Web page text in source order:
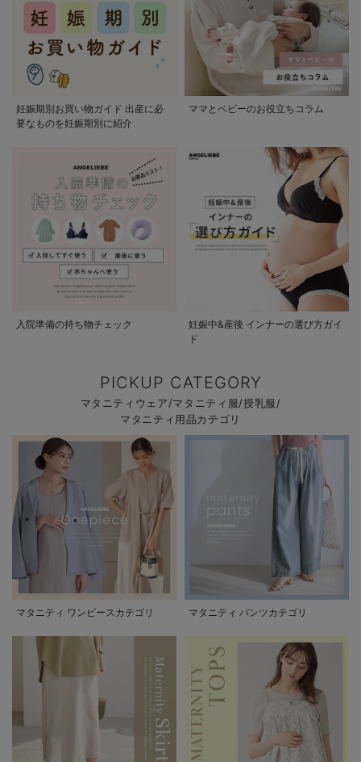
妊娠期別お買い物ガイド 出産に必
要なものを妊娠期別に紹介
ママとベビーのお役立ちコラム
入院準備の持ち物チェック
妊娠中&産後 インナーの選び方ガイ
ド
PICKUP CATEGORY
マタニティウェア/マタニティ服/授乳服/
マタニティ用品カテゴリ
マタニティ ワンピースカテゴリ マタニティ パンツカテゴリ